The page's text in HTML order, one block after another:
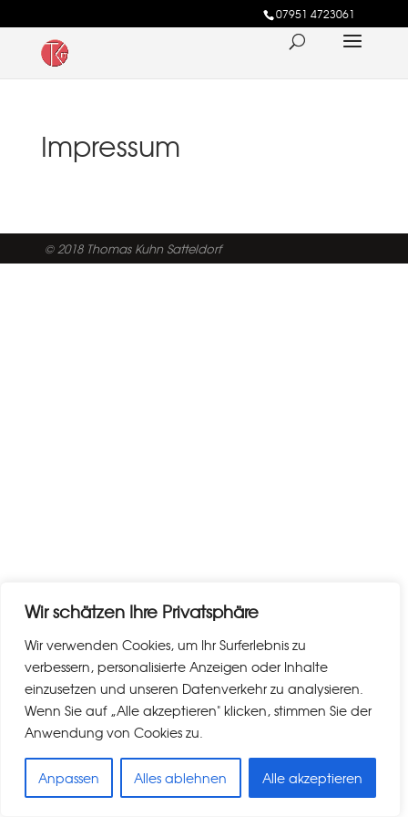
Wir schätzen Ihre Privatsphäre
Wir verwenden Cookies, um Ihr Surferlebnis zu
verbessern, personalisierte Anzeigen oder Inhalte
einzusetzen und unseren Datenverkehr zu analysieren.
Wenn Sie auf „Alle akzeptieren" klicken, stimmen Sie der
Anwendung von Cookies zu.
Anpassen Alles ablehnen Alle akzeptieren
07951 4723061
Impressum
© 2018 Thomas Kuhn Satteldorf